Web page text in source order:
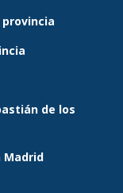
de los
Madrid